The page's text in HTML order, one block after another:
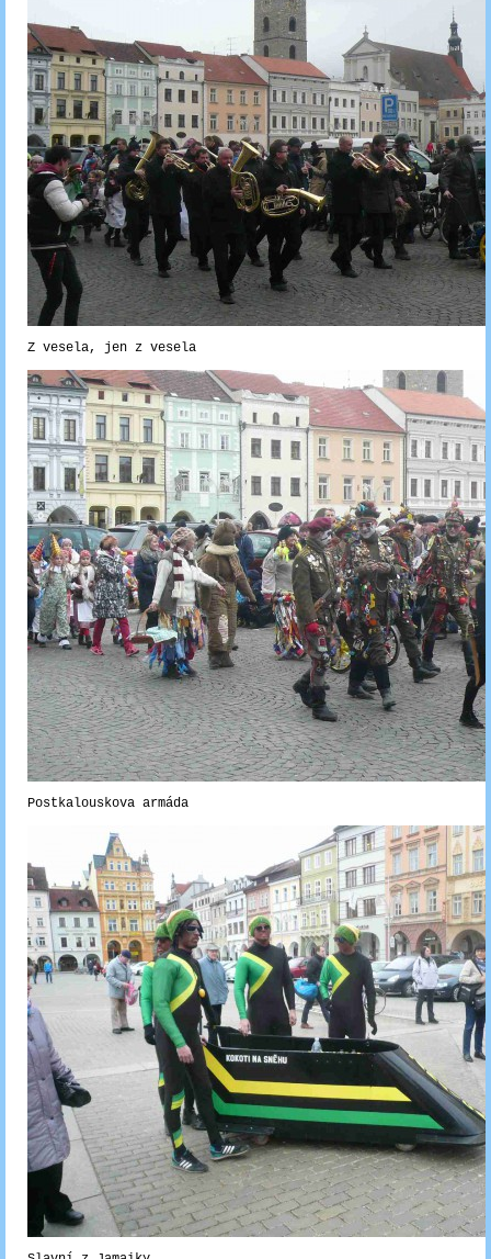
Z vesela, jen z vesela
Postkalouskova armáda